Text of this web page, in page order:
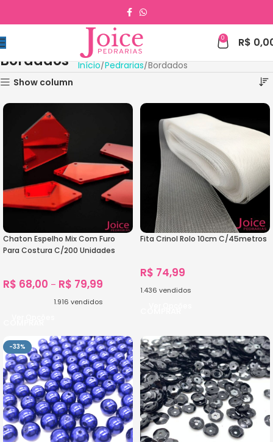
0 R$
Bordados Início Pedrarias Bordados
Show column
Chaton Espelho Mix Com Furo
Para Costura C/200 Unidades
R$ 68,00 – R$ 79,99
1.916 vendidos
Fita Crinol Rolo 10cm C/45metros
R$ 74,99
1.436 vendidos
-33%